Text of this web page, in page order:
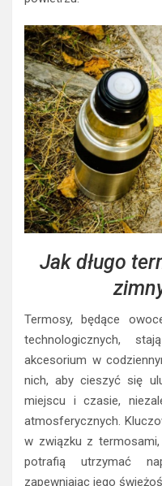
Jak długo
Termosy, będące
technologicznych,
akcesorium w
nich, aby cieszyć się
miejscu i czasie,
atmosferycznych.
w związku z
potrafią utrzymać
zapewniając jego